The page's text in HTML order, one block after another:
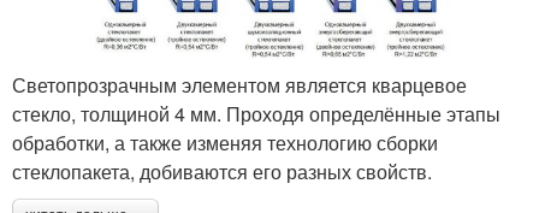
Светопрозрачным элементом является кварцевое
стекло, толщиной 4 мм. Проходя определённые этапы
обработки, а также изменяя технологию сборки
стеклопакета, добиваются его разных свойств.